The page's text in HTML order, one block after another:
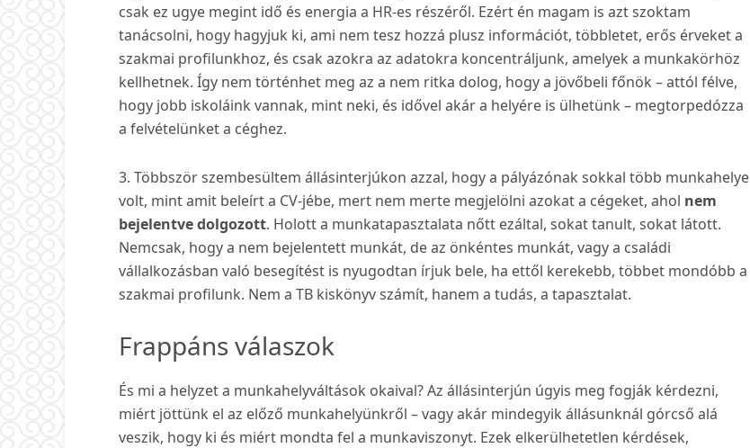
csak ez ugye megint idő és energia a HR-es részéről. Ezért én magam is azt szoktam
tanácsolni, hogy hagyjuk ki, ami nem tesz hozzá plusz információt, többletet, erős érveket a
szakmai profilunkhoz, és csak azokra az adatokra koncentráljunk, amelyek a munkakörhöz
kellhetnek. Így nem történhet meg az a nem ritka dolog, hogy a jövőbeli főnök – attól félve,
hogy jobb iskoláink vannak, mint neki, és idővel akár a helyére is ülhetünk – megtorpedózza
a felvételünket a céghez.
3. Többször szembesültem állásinterjúkon azzal, hogy a pályázónak sokkal több munkahelye
volt, mint amit beleírt a CV-jébe, mert nem merte megjelölni azokat a cégeket, ahol nem
bejelentve dolgozott. Holott a munkatapasztalata nőtt ezáltal, sokat tanult, sokat látott.
Nemcsak, hogy a nem bejelentett munkát, de az önkéntes munkát, vagy a családi
vállalkozásban való besegítést is nyugodtan írjuk bele, ha ettől kerekebb, többet mondóbb a
szakmai profilunk. Nem a TB kiskönyv számít, hanem a tudás, a tapasztalat.
Frappáns válaszok
És mi a helyzet a munkahelyváltások okaival? Az állásinterjún úgyis meg fogják kérdezni,
miért jöttünk el az előző munkahelyünkről – vagy akár mindegyik állásunknál górcső alá
veszik, hogy ki és miért mondta fel a munkaviszonyt. Ezek elkerülhetetlen kérdések,